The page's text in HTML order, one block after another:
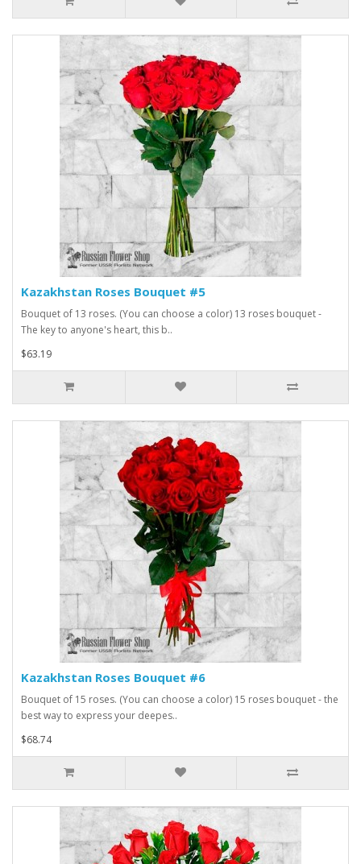
Kazakhstan Roses Bouquet #5
Bouquet of 13 roses. (You can choose a color) 13 roses bouquet -
The key to anyone's heart, this b..
$63.19
Kazakhstan Roses Bouquet #6
Bouquet of 15 roses. (You can choose a color) 15 roses bouquet - the
best way to express your deepes..
$68.74